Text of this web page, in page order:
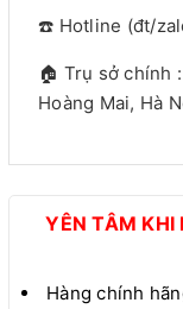
☎️ Hotline (đt/
🏠 Trụ sở chính
Hoàng Mai, Hà
YÊN TÂM KHI
Hàng chính